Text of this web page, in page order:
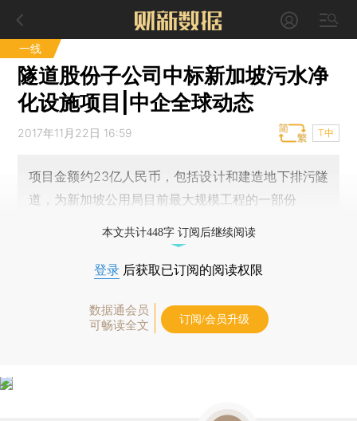
一线
隧道股份子公司中标新加坡污水净
化设施项目|中企全球动态
2017年11月22日 16:59 T中
项目金额约23亿人民币，包括设计和建造地下排污隧
道，为新加坡公用局目前最大规模工程的一部份
本文共计448字 订阅后继续阅读
登录 后获取已订阅的阅读权限
数据通会员
可畅读全文
订阅/会员升级